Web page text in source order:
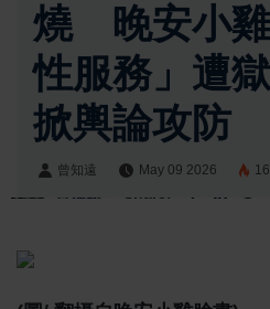
燒 晚安小雞
性服務」遭
掀輿論攻防
曾知遠 May 09 2026